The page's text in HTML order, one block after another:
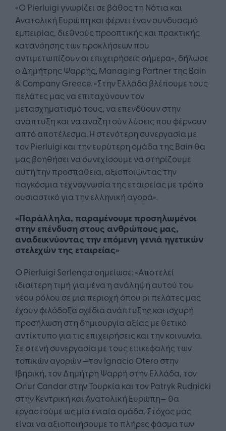
«Ο Pierluigi γνωρίζει σε βάθος τη Νότια και
Ανατολική Ευρώπη και φέρνει έναν συνδυασμό
εμπειρίας, διεθνούς προοπτικής και πρακτικής
κατανόησης των προκλήσεων που
αντιμετωπίζουν οι επιχειρήσεις σήμερα», δήλωσε
ο Δημήτρης Ψαρρής, Managing Partner της Bain
& Company Greece. «Στην Ελλάδα βλέπουμε τους
πελάτες μας να επιταχύνουν τον
μετασχηματισμό τους, να επενδύουν στην
ανάπτυξη και να αναζητούν λύσεις που φέρνουν
απτό αποτέλεσμα. Η στενότερη συνεργασία με
τον Pierluigi και την ευρύτερη ομάδα της Bain θα
μας βοηθήσει να συνεχίσουμε να στηρίζουμε
αυτή την προσπάθεια, αξιοποιώντας την
παγκόσμια τεχνογνωσία της εταιρείας με τρόπο
ουσιαστικό για την ελληνική αγορά».
«Παράλληλα, παραμένουμε προσηλωμένοι
στην επένδυση στους ανθρώπους μας,
αναδεικνύοντας την επόμενη γενιά ηγετικών
στελεχών της εταιρείας»
Ο Pierluigi Serlenga σημείωσε: «Αποτελεί
ιδιαίτερη τιμή για μένα η ανάληψη αυτού του
νέου ρόλου σε μια περιοχή όπου οι πελάτες μας
έχουν φιλόδοξα σχέδια ανάπτυξης και ισχυρή
προσήλωση στη δημιουργία αξίας με θετικό
αντίκτυπο για τις επιχειρήσεις και την κοινωνία.
Σε στενή συνεργασία με τους επικεφαλής των
τοπικών αγορών —τον Ignacio Otero στην
Ιβηρική, τον Δημήτρη Ψαρρή στην Ελλάδα, τον
Onur Candar στην Τουρκία και τον Patryk Rudnicki
στην Κεντρική και Ανατολική Ευρώπη— θα
εργαστούμε ως μία ενιαία ομάδα. Στόχος μας
είναι να αξιοποιήσουμε το πλήρες φάσμα των